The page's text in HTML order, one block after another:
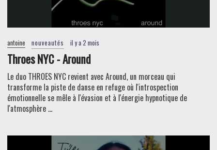
antoine nouveautés il y a 2 mois
Throes NYC - Around
Le duo THROES NYC revient avec Around, un morceau qui
transforme la piste de danse en refuge où l'introspection
émotionnelle se mêle à l'évasion et à l'énergie hypnotique de
l'atmosphère ...